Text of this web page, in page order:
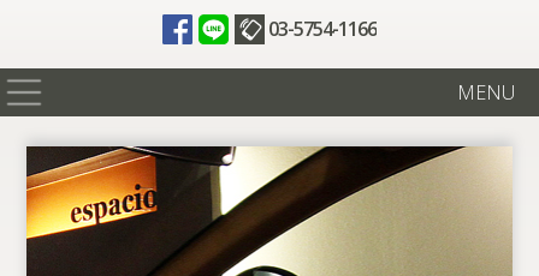
03-5754-1166
MENU
在庫情報
買取査定